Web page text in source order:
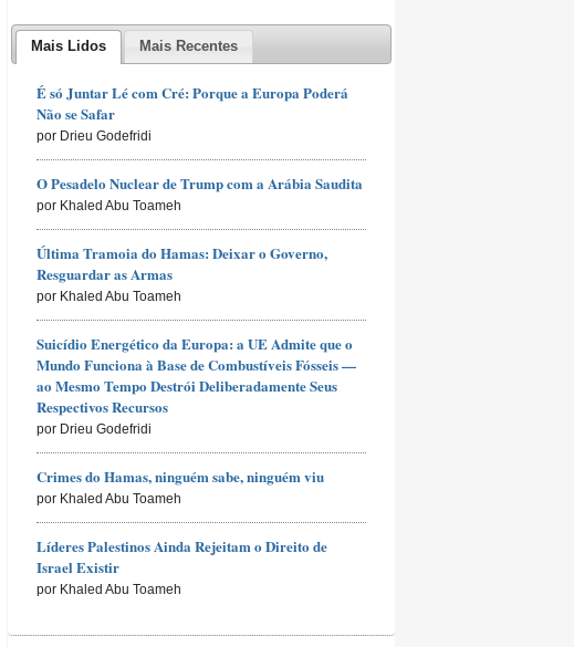
Mais Lidos Mais Recentes
É só Juntar Lé com Cré: Porque a Europa Poderá
Não se Safar
por Drieu Godefridi
O Pesadelo Nuclear de Trump com a Arábia Saudita
por Khaled Abu Toameh
Última Tramoia do Hamas: Deixar o Governo,
Resguardar as Armas
por Khaled Abu Toameh
Suicídio Energético da Europa: a UE Admite que o
Mundo Funciona à Base de Combustíveis Fósseis —
ao Mesmo Tempo Destrói Deliberadamente Seus
Respectivos Recursos
por Drieu Godefridi
Crimes do Hamas, ninguém sabe, ninguém viu
por Khaled Abu Toameh
Líderes Palestinos Ainda Rejeitam o Direito de
Israel Existir
por Khaled Abu Toameh